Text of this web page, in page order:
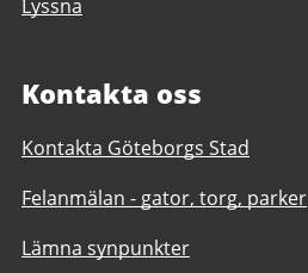
Lyssna
Kontakta oss
Kontakta Göteborgs Stad
Felanmälan - gator, torg, parker
Lämna synpunkter